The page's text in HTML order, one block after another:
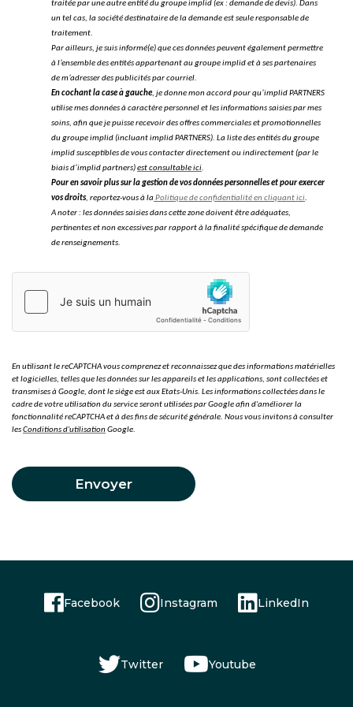
traitée par une autre entité du groupe implid (ex : demande de devis). Dans
un tel cas, la société destinataire de la demande est seule responsable de
traitement.
Par ailleurs, je suis informé(e) que ces données peuvent également permettre
à l’ensemble des entités appartenant au groupe implid et à ses partenaires
de m’adresser des publicités par courriel.
En cochant la case à gauche, je donne mon accord pour qu’implid PARTNERS
utilise mes données à caractère personnel et les informations saisies par mes
soins, afin que je puisse recevoir des offres commerciales et promotionnelles
du groupe implid (incluant implid PARTNERS). La liste des entités du groupe
implid susceptibles de vous contacter directement ou indirectement (par le
biais d’implid partners)est consultable ici.
Pour en savoir plus sur la gestion de vos données personnelles et pour exercer
vos droits, reportez-vous à laPolitique de confidentialité en cliquant ici.
A noter : les données saisies dans cette zone doivent être adéquates,
pertinentes et non excessives par rapport à la finalité spécifique de demande
de renseignements.
En utilisant le reCAPTCHA vous comprenez et reconnaissez que des informations matérielles
et logicielles, telles que les données sur les appareils et les applications, sont collectées et
transmises à Google, dont le siège est aux Etats-Unis. Les informations collectées dans le
cadre de votre utilisation du service seront utilisées par Google afin d'améliorer la
fonctionnalité reCAPTCHA et à des fins de sécurité générale. Nous vous invitons à consulter
lesConditions d'utilisation Google.
Envoyer
Facebook Instagram LinkedIn
Twitter Youtube